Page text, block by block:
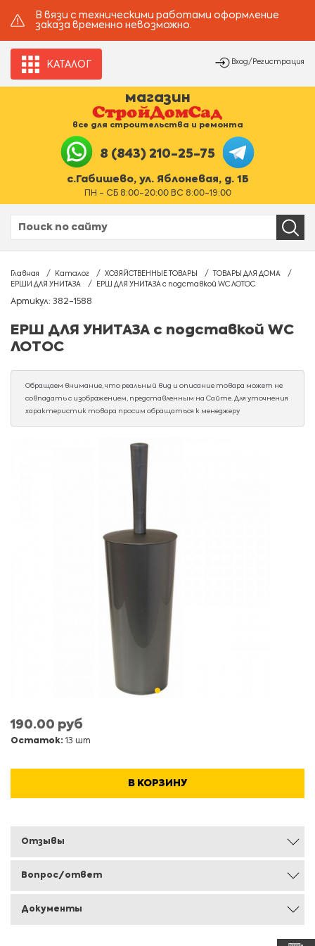
В вязи с техническими работами оформление
заказа временно невозможно.
КАТАЛОГ Вход/Регистрация
магазин
все для строительства и ремонта
8 (843) 210-25-75
с.Габишево, ул. Яблоневая, д. 1Б
ПН - СБ 8:00-20:00 ВС 8:00-19:00
Главная Каталог ХОЗЯЙСТВЕННЫЕ ТОВАРЫ
ТОВАРЫ ДЛЯ ДОМА
ЕРШИ ДЛЯ УНИТАЗА
ЕРШ ДЛЯ УНИТАЗА с подставкой WC ЛОТОС
Артикул: 382-1588
ЕРШ ДЛЯ УНИТАЗА с подставкой WC
ЛОТОС
Обращаем внимание, что реальный вид и описание товара может не
совпадать с изображением, представленным на Сайте. Для уточнения
характеристик товара просим обращаться к менеджеру
190.00 руб
Остаток: 13 шт
В КОРЗИНУ
Отзывы
Вопрос/ответ
Документы